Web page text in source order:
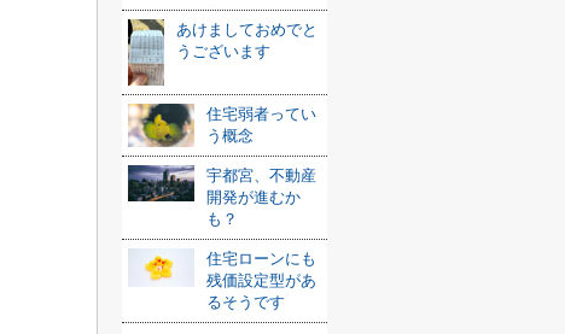
あけましておめでと
うございます
住宅弱者ってい
う概念
宇都宮、不動産
開発が進むか
も？
住宅ローンにも
残価設定型があ
るそうです